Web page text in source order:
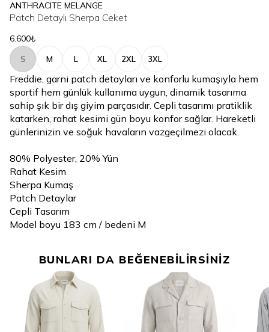
ANTHRACITE MELANGE
Patch Detaylı Sherpa Ceket
6.600₺
S M L XL 2XL 3XL
Freddie, garni patch detayları ve konforlu kumaşıyla hem
sportif hem günlük kullanıma uygun, dinamik tasarıma
sahip şık bir dış giyim parçasıdır. Cepli tasarımı pratiklik
katarken, rahat kesimi gün boyu konfor sağlar. Hareketli
günlerinizin ve soğuk havaların vazgeçilmezi olacak.
80% Polyester, 20% Yün
Rahat Kesim
Sherpa Kumaş
Patch Detaylar
Cepli Tasarım
Model boyu 183 cm / bedeni M
BUNLARI DA BEĞENEBİLİRSİNİZ